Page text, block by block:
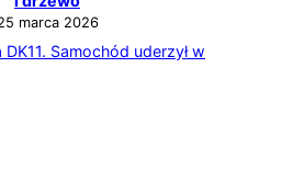
marca 2026